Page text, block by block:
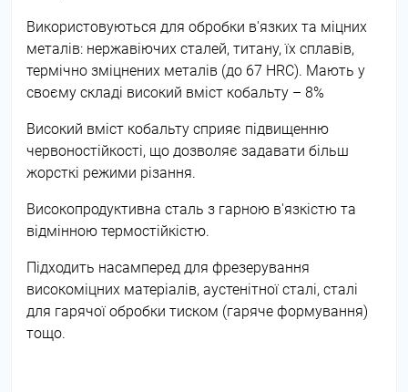
Використовуються для обробки в'язких та міцних
металів: нержавіючих сталей, титану, їх сплавів,
термічно зміцнених металів (до 67 HRC). Мають у
своєму складі високий вміст кобальту – 8%
Високий вміст кобальту сприяє підвищенню
червоностійкості, що дозволяє задавати більш
жорсткі режими різання.
Високопродуктивна сталь з гарною в'язкістю та
відмінною термостійкістю.
Підходить насамперед для фрезерування
високоміцних матеріалів, аустенітної сталі, сталі
для гарячої обробки тиском (гаряче формування)
тощо.